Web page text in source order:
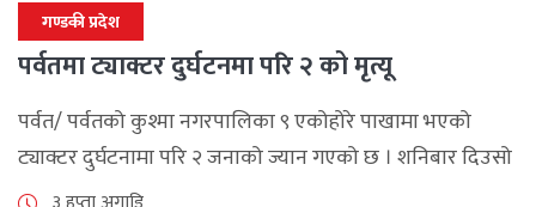
गण्डकी प्रदेश
पर्वतमा ट्याक्टर दुर्घटनमा परि २ को मृत्यू
पर्वत/ पर्वतको कुश्मा नगरपालिका ९ एकोहोरे पाखामा भएको
ट्याक्टर दुर्घटनामा परि २ जनाको ज्यान गएको छ । शनिबार दिउसो
दोबिल्ला देखि फलेवास तर्फ जाँदै गरेको ध १ त ७२७३ नम्मरको [...]